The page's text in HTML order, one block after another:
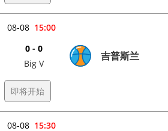
15:00
08-08
0 - 0
Big V
吉普斯兰
即将开始
15:30
08-08